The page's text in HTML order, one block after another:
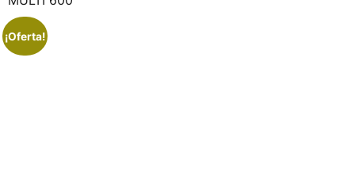
¡Oferta!